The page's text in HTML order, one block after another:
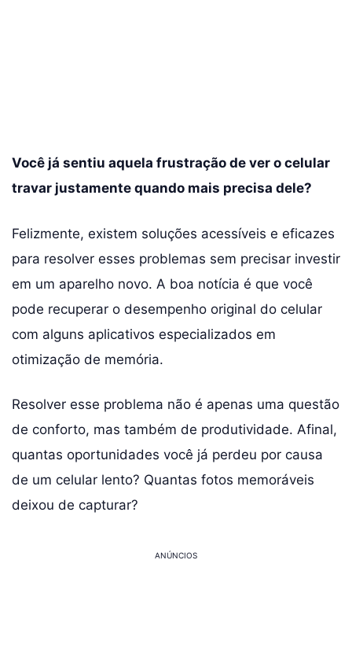
Você já sentiu aquela frustração de ver o celular
travar justamente quando mais precisa dele?
Felizmente, existem soluções acessíveis e eficazes
para resolver esses problemas sem precisar investir
em um aparelho novo. A boa notícia é que você
pode recuperar o desempenho original do celular
com alguns aplicativos especializados em
otimização de memória.
Resolver esse problema não é apenas uma questão
de conforto, mas também de produtividade. Afinal,
quantas oportunidades você já perdeu por causa
de um celular lento? Quantas fotos memoráveis
deixou de capturar?
ANÚNCIOS